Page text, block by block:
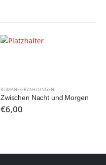
ROMANE/ERZÄHLUNGEN
Zwischen Nacht und Morgen
€6,00